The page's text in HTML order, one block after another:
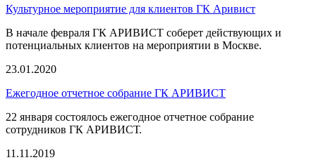
Культурное мероприятие для клиентов ГК Аривист
В начале февраля ГК АРИВИСТ соберет действующих и
потенциальных клиентов на мероприятии в Москве.
23.01.2020
Ежегодное отчетное собрание ГК АРИВИСТ
22 января состоялось ежегодное отчетное собрание
сотрудников ГК АРИВИСТ.
11.11.2019